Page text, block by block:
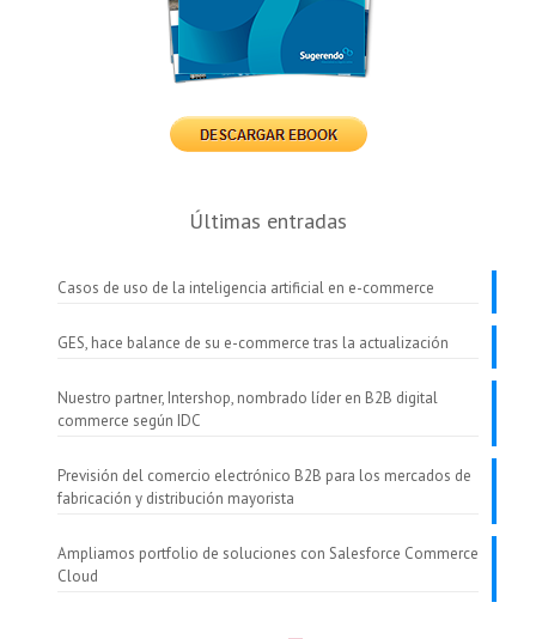
Últimas entradas
Casos de uso de la inteligencia artificial en e-commerce
GES, hace balance de su e-commerce tras la actualización
Nuestro partner, Intershop, nombrado líder en B2B digital
commerce según IDC
Previsión del comercio electrónico B2B para los mercados de
fabricación y distribución mayorista
Ampliamos portfolio de soluciones con Salesforce Commerce
Cloud